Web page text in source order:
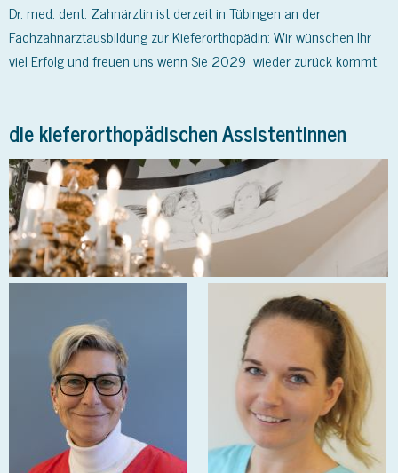
Dr. med. dent. Zahnärztin ist derzeit in Tübingen an der
Fachzahnarztausbildung zur Kieferorthopädin: Wir wünschen Ihr
viel Erfolg und freuen uns wenn Sie 2029 wieder zurück kommt.
die kieferorthopädischen Assistentinnen